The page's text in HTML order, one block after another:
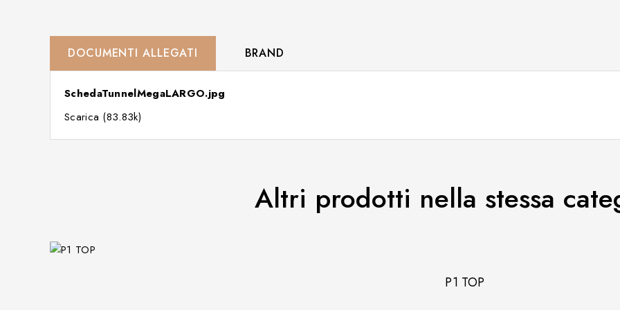
DOCUMENTI ALLEGATI BRAND
SchedaTunnelMegaLARGO.jpg
Scarica (83.83k)
Altri prodotti nella stessa
P1 TOP